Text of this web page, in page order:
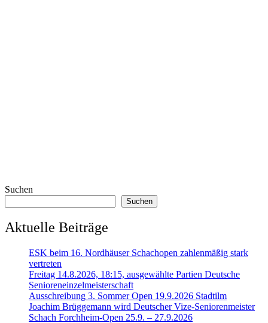
Suchen
Suchen
Aktuelle Beiträge
ESK beim 16. Nordhäuser Schachopen zahlenmäßig stark
vertreten
Freitag 14.8.2026, 18:15, ausgewählte Partien Deutsche
Senioreneinzelmeisterschaft
Ausschreibung 3. Sommer Open 19.9.2026 Stadtilm
Joachim Brüggemann wird Deutscher Vize-Seniorenmeister
Schach Forchheim-Open 25.9. – 27.9.2026